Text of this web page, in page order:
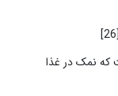
که نمک در غذا